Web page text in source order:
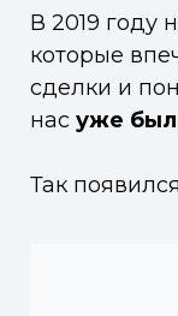
В 2019 году
которые
сделки и
нас уже
Так